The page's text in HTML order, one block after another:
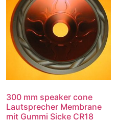
300 mm speaker cone
Lautsprecher Membrane
mit Gummi Sicke CR18